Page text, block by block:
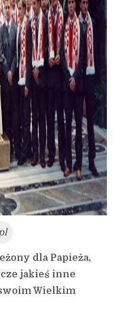
dla Papieża,
jakieś inne
Wielkim